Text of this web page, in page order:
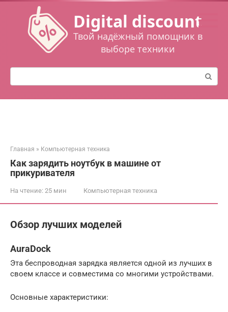
Перейти
контенту
Digital discount
Твой надёжный помощник в
выборе техники
Поиск:
Главная » Компьютерная техника
Как зарядить ноутбук в машине от
прикуривателя
На чтение: 25 мин Компьютерная техника
Обзор лучших моделей
AuraDock
Эта беспроводная зарядка является одной из лучших в
своем классе и совместима со многими устройствами.
Основные характеристики: